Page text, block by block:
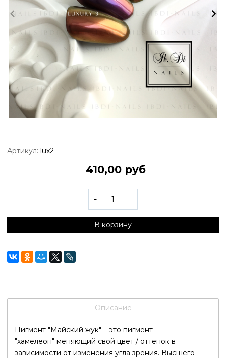
Артикул: lux2
410,00 руб
В корзину
Описание
Пигмент "Майский жук" – это пигмент
"хамелеон" меняющий свой цвет / оттенок в
зависимости от изменения угла зрения. Высшего